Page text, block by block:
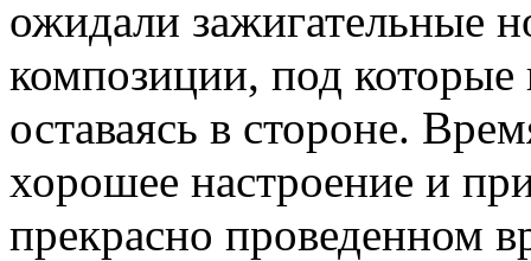
ожидали зажигательные
композиции, под
оставаясь в стороне.
хорошее настроение и
прекрасно проведенном